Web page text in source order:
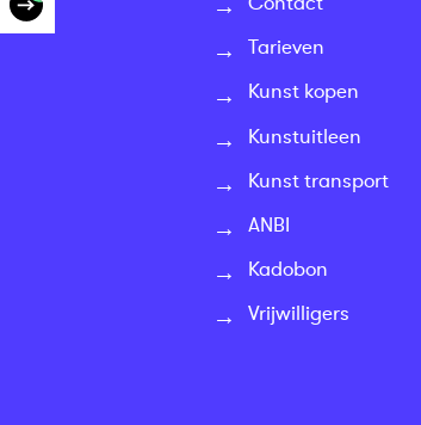
Tarieven
Kunst kopen
Kunstuitleen
Kunst transport
ANBI
Kadobon
Vrijwilligers